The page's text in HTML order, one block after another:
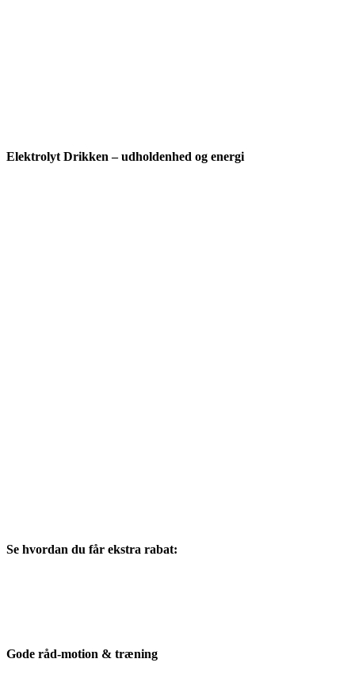
Elektrolyt Drikken – udholdenhed og energi
Se hvordan du får ekstra rabat:
Gode råd-motion & træning